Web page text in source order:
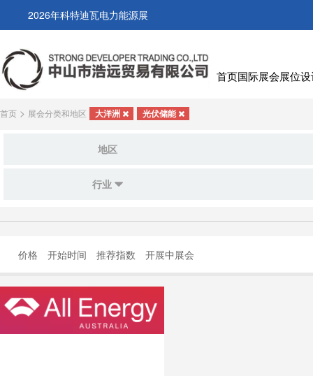
2026年科特迪瓦电力能源展
首页国际展会展位
首页 > 展会分类和地区 大洋洲 光伏储能
地区
行业
价格 开始时间 推荐指数 开展中展会